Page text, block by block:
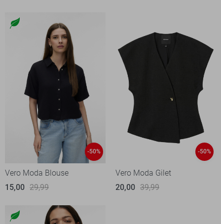
-50%
Vero Moda Blouse
15,00 29,99
-50%
Vero Moda Gilet
20,00 39,99